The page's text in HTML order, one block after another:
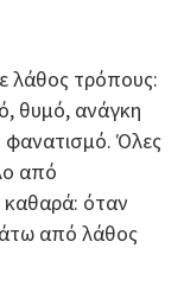
λάθος τρόπους:
θυμό, ανάγκη
φανατισμό. Όλες
από
καθαρά: όταν
από λάθος